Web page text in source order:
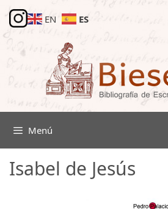
Saltar
contenido
EN ES
Menú
Isabel de Jesús